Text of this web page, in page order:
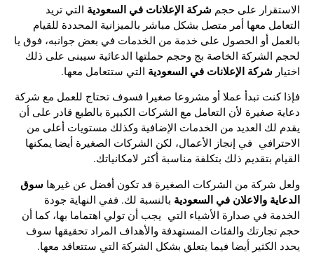
الاستقرار على حجمشركة الإعلانات في السعوديةالتي تريد
التعامل معها أمر متصل بشكل مباشر بالميزانية المحددة للقيام
بالعمل أو الحصول على خدمة من الخدمات في بعض جوانبه، فوق يا
لحجم الشركة الخاصة بج وحجم حملتها الدعائية سيبنى على ذلك
اختيارشركة الإعلانات في السعوديةالتي ستتعامل معها.
فإذا كنت تبدأ عملا أو مشروعا صغيرا فسوف تحتاج للعمل مع شركة
دعاية صغيرة لأن التعامل مع الشركات الكبيرة بالطبع قادر على أن
يقدم لك العديد من الخدمات الإضافية وكذلك مستويات أعلى من
الاحترافي في إنجاز الأعمال، لكن الشركات الصغيرة أيضا يمكنها
القيام بتقديم ذلك بتكلفة مناسبة أكثر لامكانياتك.
ولعل شركة من الشركات الصغيرة قد تكون أفضل عن غيرها سوق
الدعاية والاعلان في السعوديةبالنسبة لك. ففي النهاية جودة
الخدمة في صدارة الأشياء التي يجب أن تولي اهتماما بها، كما أن
حجم تجارتك والفئات المستهدفة والأهداف المراد تحقيقها سوف
يحدد الكثير أيضا فيما يتعلق بشكل الشركة التي ستتعاقد معها.